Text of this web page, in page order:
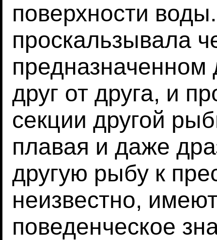
поверхности
проскальзывала
друг от друга, и
секции другой
плавая и даже
другую рыбу к
неизвестно,
поведенческое